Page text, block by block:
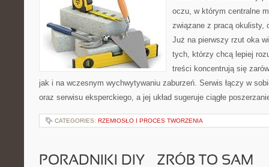
oczu, w którym centralne
związane z pracą okulisty,
Już na pierwszy rzut oka
tych, którzy chcą lepiej
treści koncentrują się
jak i na wczesnym wychwytywaniu zaburzeń. Serwis łączy w
oraz serwisu eksperckiego, a jej układ sugeruje ciągłe
CATEGORIES: RZEMIOSŁO I PROCES TWORZENIA
PORADNIKI DIY – ZRÓB TO SAM